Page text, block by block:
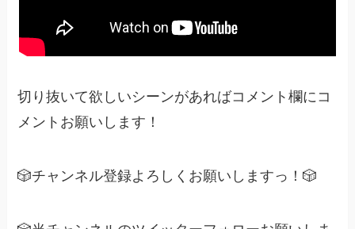
切り抜いて欲しいシーンがあればコメント欄にコ
メントお願いします！
🎲チャンネル登録よろしくお願いしますっ！🎲